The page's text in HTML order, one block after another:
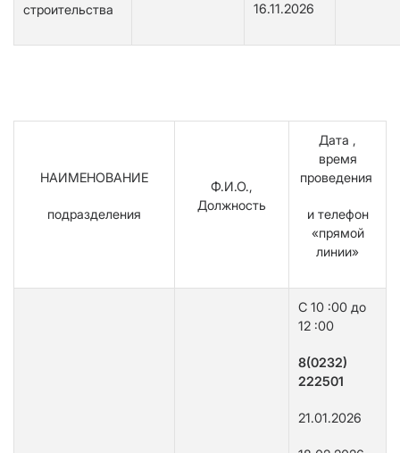
строительства
16.11.2026
НАИМЕНОВАНИЕ
подразделения
Ф.И.О.,
Должность
Дата ,
время
проведения
и телефон
«прямой
линии»
C 10 :00 до
12 :00
8(0232)
222501
21.01.2026